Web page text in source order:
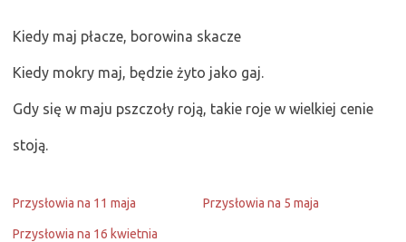
Kiedy maj płacze, borowina skacze
Kiedy mokry maj, będzie żyto jako gaj.
Gdy się w maju pszczoły roją, takie roje w wielkiej cenie
stoją.
Przysłowia na 11 maja Przysłowia na 5 maja
Przysłowia na 16 kwietnia